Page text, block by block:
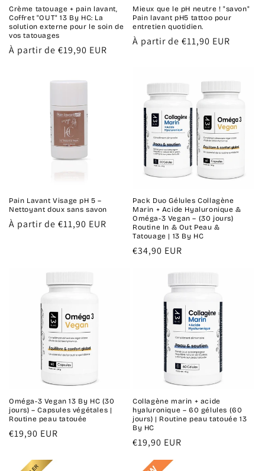
Crème tatouage + pain lavant,
Coffret "OUT" 13 By HC: La
solution externe pour le soin de
vos tatouages
Prix
À partir de €19,90 EUR
Mieux que le pH neutre ! "savon"
Pain lavant pH5 tattoo pour
entretien quotidien.
Prix
À partir de €11,90 EUR
Pain Lavant Visage pH 5 –
Nettoyant doux sans savon
Prix
À partir de €11,90 EUR
Pack Duo Gélules Collagène
Marin + Acide Hyaluronique &
Oméga-3 Vegan – (30 jours)
Routine In & Out Peau &
Tatouage | 13 By HC
Prix
€34,90 EUR
Oméga-3 Vegan 13 By HC (30
jours) – Capsules végétales |
Routine peau tatouée
Prix
€19,90 EUR
Collagène marin + acide
hyaluronique – 60 gélules (60
jours) | Routine peau tatouée 13
By HC
Prix
€19,90 EUR